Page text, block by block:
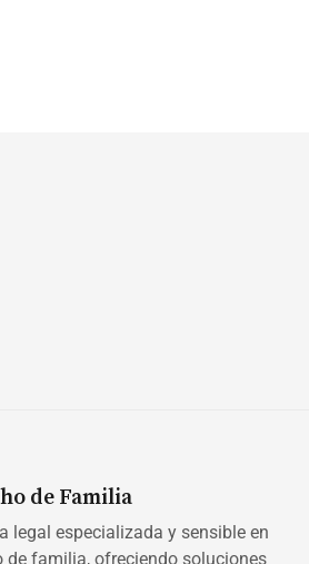
de Familia
legal especializada y sensible en
de familia, ofreciendo soluciones